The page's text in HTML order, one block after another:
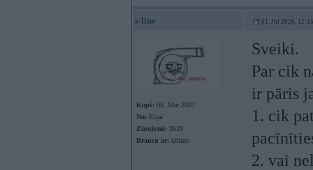
s-line 01. Jul 2026, 12:15
Kopš: 08. Mar 2007
No: Rīga
Ziņojumi: 2620
Braucu ar: kūtiņu
Sveiki.
Par cik
ir pāris
1. cik
2. vai